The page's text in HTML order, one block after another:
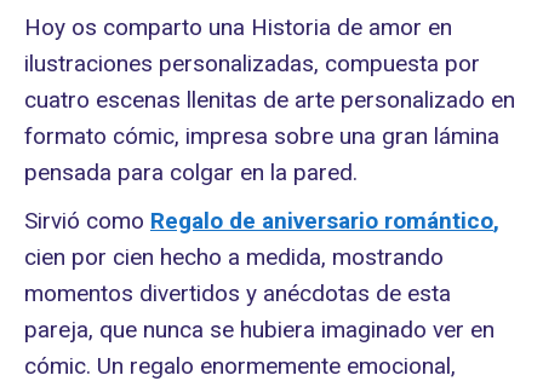
Hoy os comparto una Historia de amor en
ilustraciones personalizadas, compuesta por
cuatro escenas llenitas de arte personalizado en
formato cómic, impresa sobre una gran lámina
pensada para colgar en la pared.
Sirvió como Regalo de aniversario romántico,
cien por cien hecho a medida, mostrando
momentos divertidos y anécdotas de esta
pareja, que nunca se hubiera imaginado ver en
cómic. Un regalo enormemente emocional,